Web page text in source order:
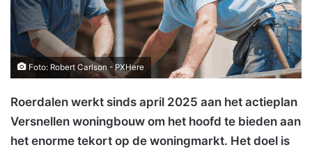
Foto: Robert Carlson - PXHere
Roerdalen werkt sinds april 2025 aan het actieplan
Versnellen woningbouw om het hoofd te bieden aan
het enorme tekort op de woningmarkt. Het doel is